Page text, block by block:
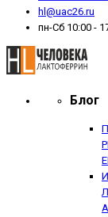
hl@uac26.ru
пн-Сб 10:00 -
Блог